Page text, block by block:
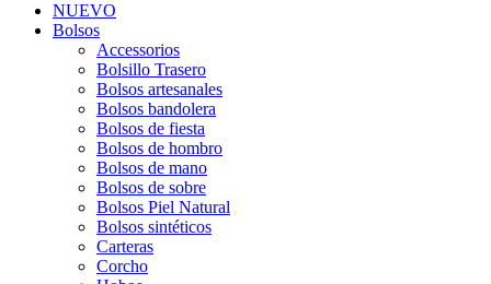
NUEVO
Bolsos
Accessorios
Bolsillo Trasero
Bolsos artesanales
Bolsos bandolera
Bolsos de fiesta
Bolsos de hombro
Bolsos de mano
Bolsos de sobre
Bolsos Piel Natural
Bolsos sintéticos
Carteras
Corcho